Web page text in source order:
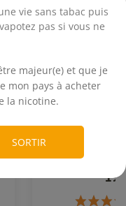
vie sans tabac puis
pas si vous ne
majeur(e) et que je
mon pays à acheter
la nicotine.
SORTIR
Clearomiseur